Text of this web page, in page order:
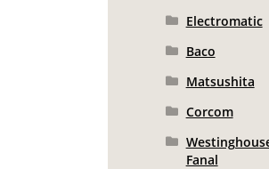
Electromatic
Baco
Matsushita
Corcom
Fanal